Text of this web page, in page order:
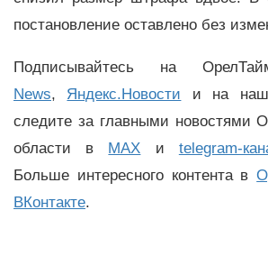
постановление оставлено без
Подписывайтесь на
News, Яндекс.Новости и на
следите за главными новостями
области в MAX и telegram-
Больше интересного контента в
ВКонтакте.